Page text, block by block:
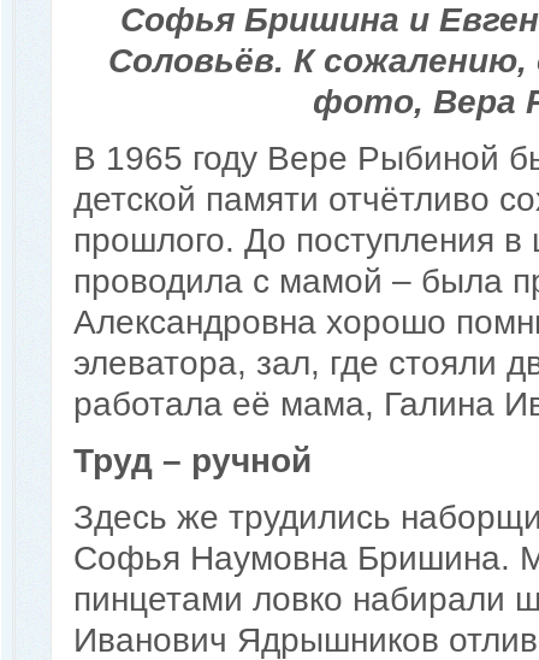
Софья Бришина и
Соловьёв. К
фото, Вера
В 1965 году Вере Рыбиной
детской памяти отчётливо
прошлого. До поступления
проводила с мамой – была
Александровна хорошо
элеватора, зал, где стояли
работала её мама, Галина
Труд – ручной
Здесь же трудились
Софья Наумовна Бришина.
пинцетами ловко набирали
Иванович Ядрышников